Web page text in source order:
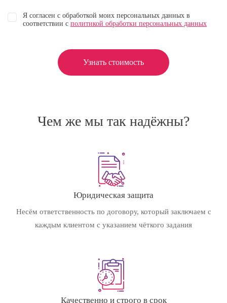
Я согласен с обработкой моих персональных данных в
соответствии с политикой обработки персональных данных
Узнать стоимость
Чем же мы так надёжны?
Юридическая защита
Несём ответственность по договору, который заключаем с
каждым клиентом с указанием чёткого задания
Качественно и строго в срок